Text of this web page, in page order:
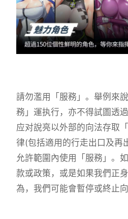
請勿濫用「服務」。舉例來
務」運执行，亦不得試圖透
应对說亮以外部的向法存取
律(包括適用的行走出口及再
允許範圍內使用「服務」。
款或政策，或是如果我們正
為，我們可能會暫停或終止